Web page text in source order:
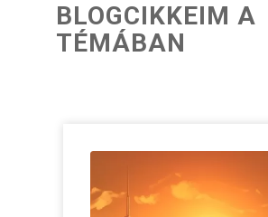
BLOGCIKKEIM A
TÉMÁBAN